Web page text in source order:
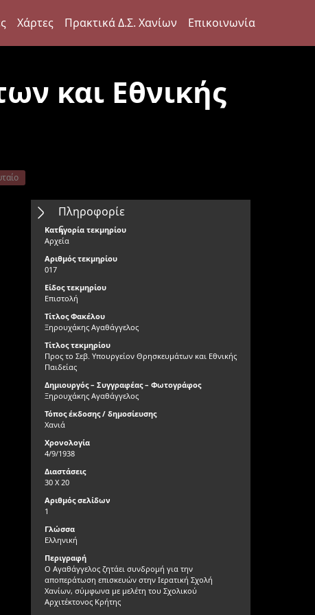
Χάρτες Πρακτικά Δ.Σ. Χανίων Επικοινωνία
και Εθνικής
Πληροφορίε
ς
Κατηγορία τεκμηρίου
Αρχεία
Αριθμός τεκμηρίου
017
Είδος τεκμηρίου
Επιστολή
Τίτλος Φακέλου
Ξηρουχάκης Αγαθάγγελος
Τίτλος τεκμηρίου
Προς το Σεβ. Υπουργείον Θρησκευμάτων και Εθνικής
Παιδείας
Δημιουργός – Συγγραφέας – Φωτογράφος
Ξηρουχάκης Αγαθάγγελος
Τόπος έκδοσης / δημοσίευσης
Χανιά
Χρονολογία
4/9/1938
Διαστάσεις
30 X 20
Αριθμός σελίδων
1
Γλώσσα
Ελληνική
Περιγραφή
Ο Αγαθάγγελος ζητάει συνδρομή για την
αποπεράτωση επισκευών στην Ιερατική Σχολή
Χανίων, σύμφωνα με μελέτη του Σχολικού
Αρχιτέκτονος Κρήτης